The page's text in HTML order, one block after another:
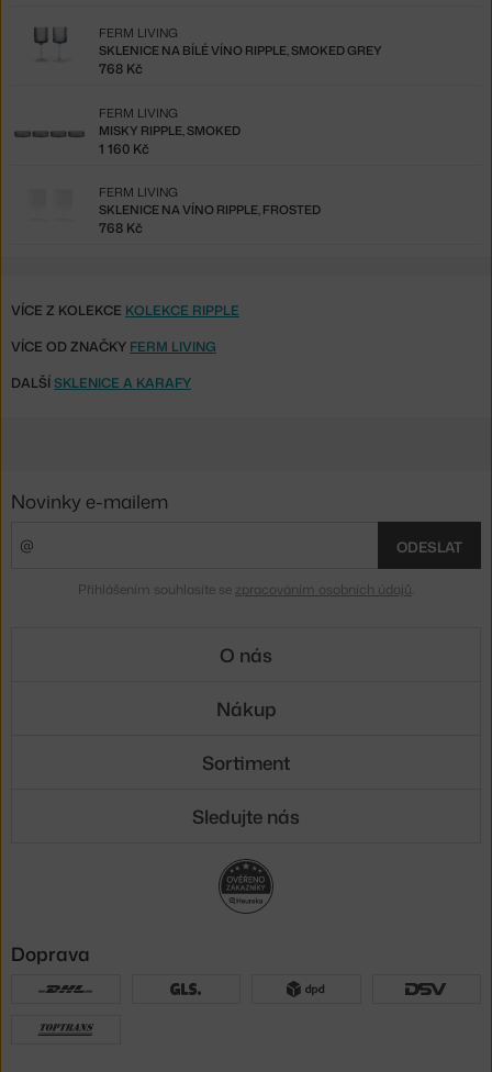
SKLENICE NA BÍLÉ VÍNO RIPPLE, SMOKED GREY
FERM LIVING
768 Kč
MISKY RIPPLE, SMOKED
FERM LIVING
1 160 Kč
SKLENICE NA VÍNO RIPPLE, FROSTED
FERM LIVING
768 Kč
VÍCE Z KOLEKCE KOLEKCE RIPPLE
VÍCE OD ZNAČKY FERM LIVING
DALŠÍSKLENICE A KARAFY
Novinky e-mailem
ODESLAT
Přihlášením souhlasíte se zpracováním osobních údajů
O nás
Nákup
Sortiment
Sledujte nás
Doprava